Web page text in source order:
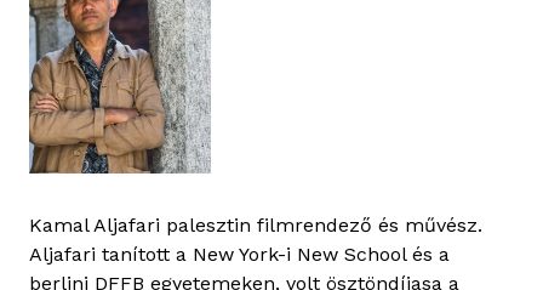
Kamal Aljafari palesztin filmrendező és művész.
Aljafari tanított a New York-i New School és a
berlini DFFB egyetemeken, volt ösztöndíjasa a